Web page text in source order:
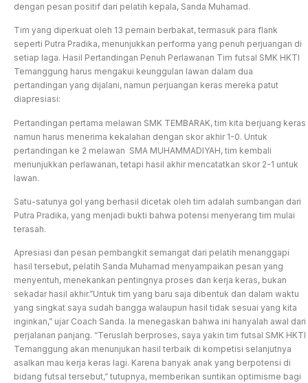
dengan pesan positif dari pelatih kepala, Sanda Muhamad.
Tim yang diperkuat oleh 13 pemain berbakat, termasuk para flank
seperti Putra Pradika, menunjukkan performa yang penuh perjuangan di
setiap laga. Hasil Pertandingan Penuh Perlawanan Tim futsal SMK HKTI
Temanggung harus mengakui keunggulan lawan dalam dua
pertandingan yang dijalani, namun perjuangan keras mereka patut
diapresiasi:
Pertandingan pertama melawan SMK TEMBARAK, tim kita berjuang keras
namun harus menerima kekalahan dengan skor akhir 1-0. Untuk
pertandingan ke 2 melawan SMA MUHAMMADIYAH, tim kembali
menunjukkan perlawanan, tetapi hasil akhir mencatatkan skor 2-1 untuk
lawan.
Satu-satunya gol yang berhasil dicetak oleh tim adalah sumbangan dari
Putra Pradika, yang menjadi bukti bahwa potensi menyerang tim mulai
terasah.
Apresiasi dan pesan pembangkit semangat dari pelatih menanggapi
hasil tersebut, pelatih Sanda Muhamad menyampaikan pesan yang
menyentuh, menekankan pentingnya proses dan kerja keras, bukan
sekadar hasil akhir.”Untuk tim yang baru saja dibentuk dan dalam waktu
yang singkat saya sudah bangga walaupun hasil tidak sesuai yang kita
inginkan,” ujar Coach Sanda. Ia menegaskan bahwa ini hanyalah awal dari
perjalanan panjang. “Teruslah berproses, saya yakin tim futsal SMK HKTI
Temanggung akan menunjukan hasil terbaik di kompetisi selanjutnya
asalkan mau kerja keras lagi. Karena banyak anak yang berpotensi di
bidang futsal tersebut,” tutupnya, memberikan suntikan optimisme bagi